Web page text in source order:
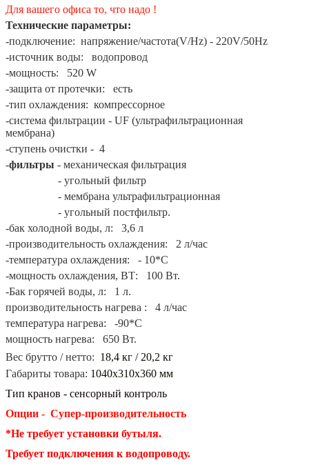
Для вашего офиса то, что надо !
Технические параметры:
-подключение: напряжение/частота(V/Hz) - 220V/50Hz
-источник воды: водопровод
-мощность: 520 W
-защита от протечки: есть
-тип охлаждения: компрессорное
-система фильтрации - UF (ультрафильтрационная
мембрана)
-ступень очистки - 4
-фильтры - механическая фильтрация
- угольный фильтр
- мембрана ультрафильтрационная
- угольный постфильтр.
-бак холодной воды, л: 3,6 л
-производительность охлаждения: 2 л/час
-температура охлаждения: - 10*С
-мощность охлаждения, ВТ: 100 Вт.
-Бак горячей воды, л: 1 л.
производительность нагрева : 4 л/час
температура нагрева: -90*С
мощность нагрева: 650 Вт.
Вес брутто / нетто: 18,4 кг / 20,2 кг
Габариты товара: 1040x310x360 мм
Тип кранов - сенсорный контроль
Опции - Супер-производительность
*Не требует установки бутыля.
Требует подключения к водопроводу.